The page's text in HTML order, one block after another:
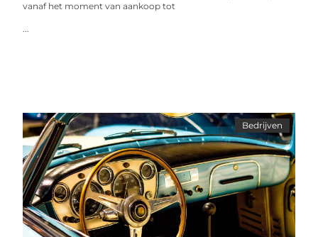
vanaf het moment van aankoop tot
...
Bedrijven